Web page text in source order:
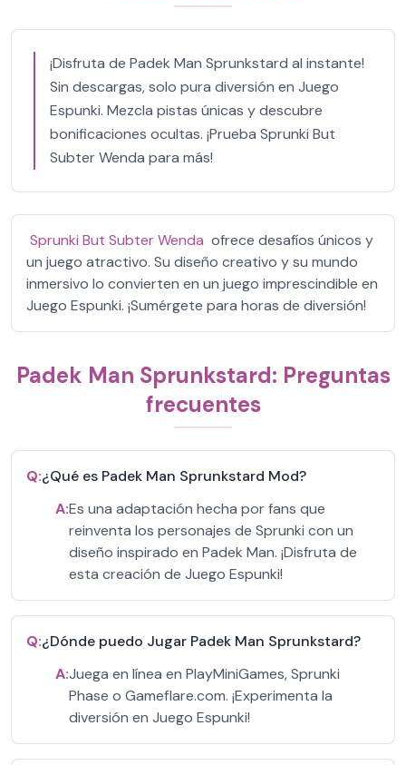
¡Disfruta de Padek Man Sprunkstard al instante!
Sin descargas, solo pura diversión en Juego
Espunki. Mezcla pistas únicas y descubre
bonificaciones ocultas. ¡Prueba Sprunki But
Subter Wenda para más!
Sprunki But Subter Wenda ofrece desafíos únicos y
un juego atractivo. Su diseño creativo y su mundo
inmersivo lo convierten en un juego imprescindible en
Juego Espunki. ¡Sumérgete para horas de diversión!
Padek Man Sprunkstard: Preguntas
frecuentes
Q:¿Qué es Padek Man Sprunkstard Mod?
A:Es una adaptación hecha por fans que
reinventa los personajes de Sprunki con un
diseño inspirado en Padek Man. ¡Disfruta de
esta creación de Juego Espunki!
Q:¿Dónde puedo Jugar Padek Man Sprunkstard?
A:Juega en línea en PlayMiniGames, Sprunki
Phase o Gameflare.com. ¡Experimenta la
diversión en Juego Espunki!